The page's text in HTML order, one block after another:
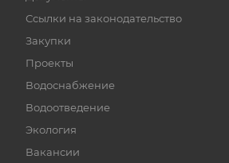
Ссылки на законодательство
Закупки
Проекты
Водоснабжение
Водоотведение
Экология
Вакансии